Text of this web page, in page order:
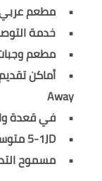
مطعم
خدمة
مطعم
Away
في قعدة
5-1JD متوسط كلفة الوجبة على الشخص / رخيص
مسموح